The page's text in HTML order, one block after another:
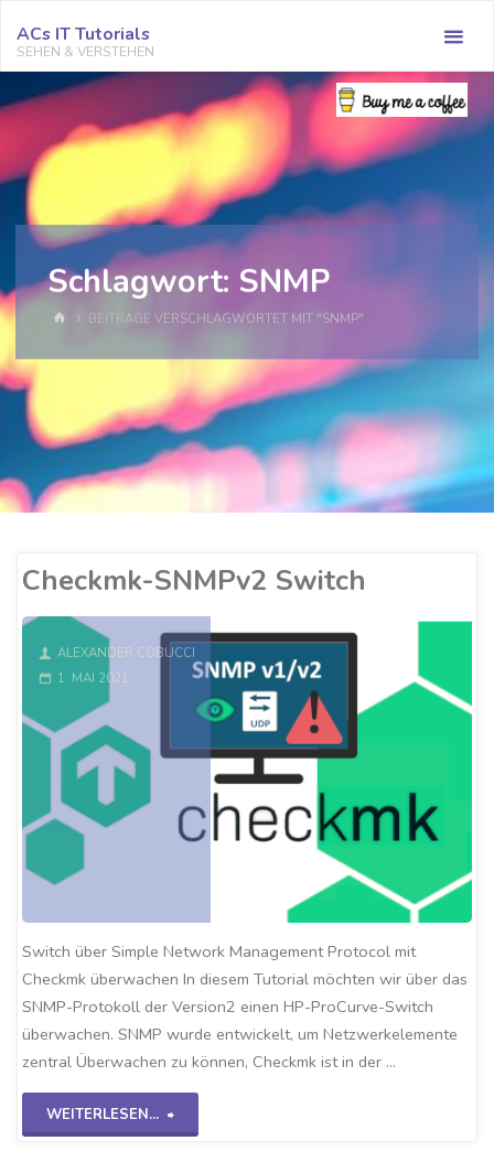
Inhalt
springen
ACs IT Tutorials
SEHEN & VERSTEHEN
Schlagwort: SNMP
START
BEITRÄGE VERSCHLAGWORTET MIT "SNMP"
Checkmk-SNMPv2 Switch
ALEXANDER COBUCCI
1. MAI 2021
Switch über Simple Network Management Protocol mit
Checkmk überwachen In diesem Tutorial möchten wir über das
SNMP-Protokoll der Version2 einen HP-ProCurve-Switch
überwachen. SNMP wurde entwickelt, um Netzwerkelemente
zentral Überwachen zu können, Checkmk ist in der …
WEITERLESEN...
"Checkmk-